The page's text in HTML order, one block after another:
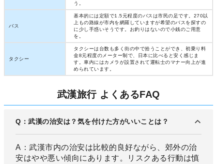
う。
バス
基本的には定額で1.5元程度のバスは市民の足です。270以
上もの路線が市内を網羅していますが希望のバスを探すの
に少し手惑いそうです。お釣りはないので小銭のご用意
を。
タクシー
タクシーは台数も多く街の中で拾うことができ、初乗り料
金8元程度のメーター制で、日本に比べると安く感じま
す。車内にはカメラが設置されて運転士のマナー向上が進
められています。
武漢旅行 よくあるFAQ
Q：武漢の治安は？気を付けた方がいいことは？
A：武漢市内の治安は比較的良好ながら、郊外の治
安はやや悪い傾向にあります。リスクある行動は慎